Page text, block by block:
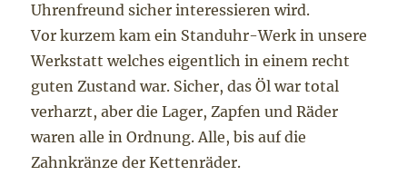
Uhrenfreund sicher interessieren wird.
Vor kurzem kam ein Standuhr-Werk in unsere
Werkstatt welches eigentlich in einem recht
guten Zustand war. Sicher, das Öl war total
verharzt, aber die Lager, Zapfen und Räder
waren alle in Ordnung. Alle, bis auf die
Zahnkränze der Kettenräder.